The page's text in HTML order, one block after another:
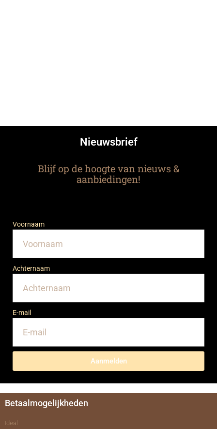
Nieuwsbrief
Blijf op de hoogte van nieuws &
aanbiedingen!
Voornaam
Achternaam
E-mail
Aanmelden
Betaalmogelijkheden
Ideal